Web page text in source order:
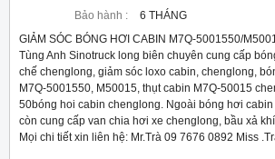
Bảo hành :
6 THÁNG
GIẢM SÓC BÓNG HƠI CABIN M7Q-5001550/
Tùng Anh Sinotruck long biên chuyên cung cấp
chế chenglong, giảm sóc loxo cabin, chenglong,
M7Q-5001550, M50015, thụt cabin M7Q-50015
50bóng hoi cabin chenglong. Ngoài bóng hơi cabin
còn cung cấp van chia hơi xe chenglong, bầu xả
Mọi chi tiết xin liên hệ: Mr.Trà 09 7676 0892 Miss